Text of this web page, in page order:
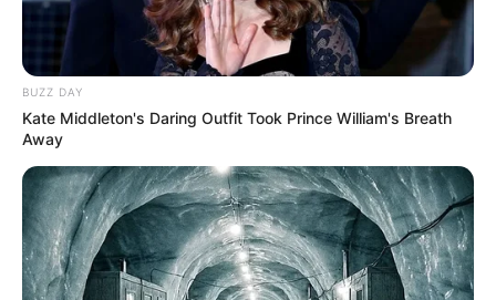
BUZZ DAY
Kate Middleton's Daring Outfit Took Prince William's Breath
Away